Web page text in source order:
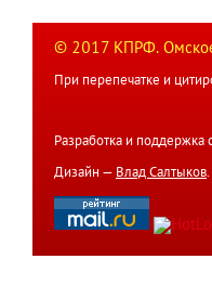
© 2017 КПРФ. Омское
При перепечатке и
Разработка и поддержка
Дизайн — Влад Салтыков.